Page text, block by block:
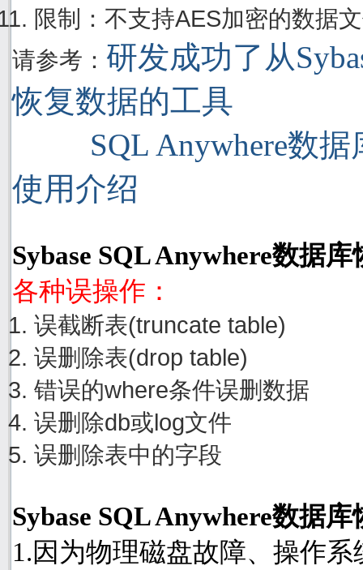
限制：不支持AES加密的数据
请参考： 研发成功了从
恢复数据的工具
SQL Anywhere数
使用介绍
Sybase SQL Anywhere数据
各种误操作：
误截断表(truncate table)
误删除表(drop table)
错误的where条件误删数据
误删除db或log文件
误删除表中的字段
Sybase SQL Anywhere数据
1.因为物理磁盘故障、操作